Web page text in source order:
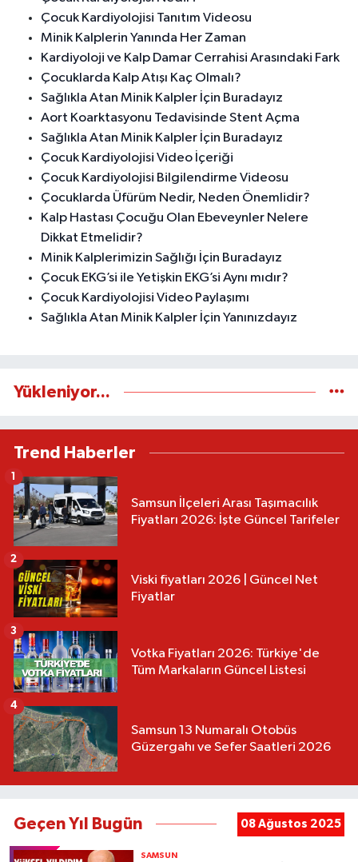
Çocuk Kardiyolojisi Tanıtım Videosu
Minik Kalplerin Yanında Her Zaman
Kardiyoloji ve Kalp Damar Cerrahisi Arasındaki Fark
Çocuklarda Kalp Atışı Kaç Olmalı?
Sağlıkla Atan Minik Kalpler İçin Buradayız
Aort Koarktasyonu Tedavisinde Stent Açma
Sağlıkla Atan Minik Kalpler İçin Buradayız
Çocuk Kardiyolojisi Video İçeriği
Çocuk Kardiyolojisi Bilgilendirme Videosu
Çocuklarda Üfürüm Nedir, Neden Önemlidir?
Kalp Hastası Çocuğu Olan Ebeveynler Nelere
Dikkat Etmelidir?
Minik Kalplerimizin Sağlığı İçin Buradayız
Çocuk EKG’si ile Yetişkin EKG’si Aynı mıdır?
Çocuk Kardiyolojisi Video Paylaşımı
Sağlıkla Atan Minik Kalpler İçin Yanınızdayız
Yükleniyor...
Trend Haberler
Samsun İlçeleri Arası Taşımacılık
Fiyatları 2026: İşte Güncel Tarifeler
1
Viski fiyatları 2026 | Güncel Net
Fiyatlar
2
Votka Fiyatları 2026: Türkiye'de
Tüm Markaların Güncel Listesi
3
Samsun 13 Numaralı Otobüs
Güzergahı ve Sefer Saatleri 2026
4
Geçen Yıl Bugün 08 Ağustos 2025
SAMSUN